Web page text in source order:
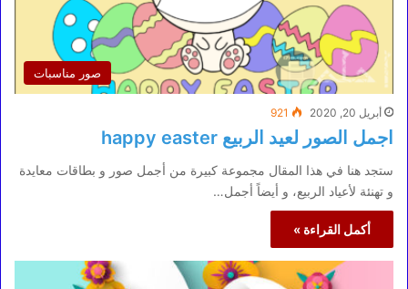
صور مناسبات
أبريل 20, 2020 921
اجمل الصور لعيد الربيع happy easter
ستجد هنا في هذا المقال مجموعة كبيرة من أجمل صور و بطاقات معايدة
و تهنئة لأعياد الربيع، و أيضاً أجمل…
أكمل القراءة »